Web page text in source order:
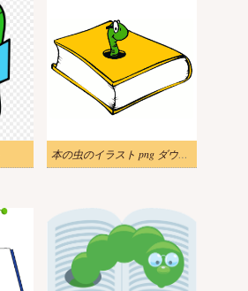
本の虫のイラスト png ダウンロード